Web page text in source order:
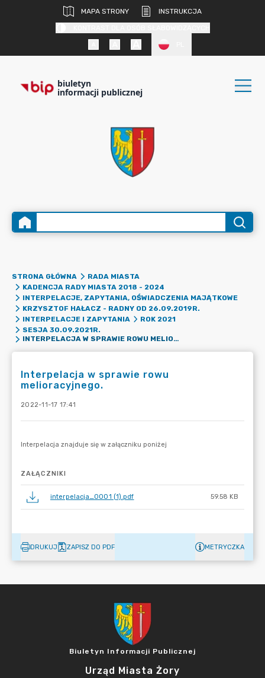
MAPA STRONY
INSTRUKCJA
biuletyn
informacji publicznej
STRONA GŁÓWNA
RADA MIASTA
KADENCJA RADY MIASTA 2018 - 2024
INTERPELACJE, ZAPYTANIA, OŚWIADCZENIA MAJĄTKOWE
KRZYSZTOF HAŁACZ - RADNY OD 26.09.2019R.
INTERPELACJE I ZAPYTANIA
ROK 2021
SESJA 30.09.2021R.
INTERPELACJA W SPRAWIE ROWU MELIORACYJNEGO.
Interpelacja w sprawie rowu
melioracyjnego.
2022-11-17 17:41
ZAŁĄCZNIKI
interpelacja_0001 (1).pdf 59.58 KB
DRUKUJ ZAPISZ DO PDF METRYCZKA
Biuletyn Informacji Publicznej
Urząd Miasta Żory